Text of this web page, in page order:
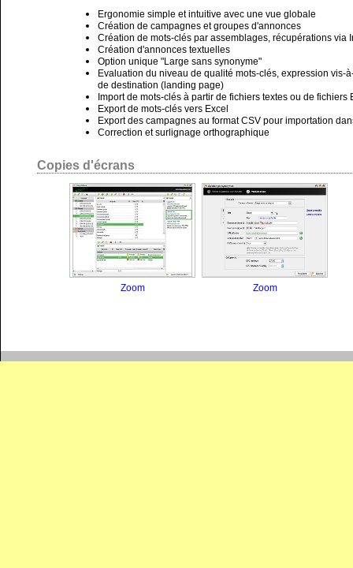
Ergonomie simple et intuitive avec une vue globale
Création de campagnes et groupes d'annonces
Création de mots-clés par assemblages, récupérations via
Création d'annonces textuelles
Option unique "Large sans synonyme"
Evaluation du niveau de qualité mots-clés, expression vis-
de destination (landing page)
Import de mots-clés à partir de fichiers textes ou de fichiers
Export de mots-clés vers Excel
Export des campagnes au format CSV pour importation
Correction et surlignage orthographique
Copies d'écrans
Zoom Zoom